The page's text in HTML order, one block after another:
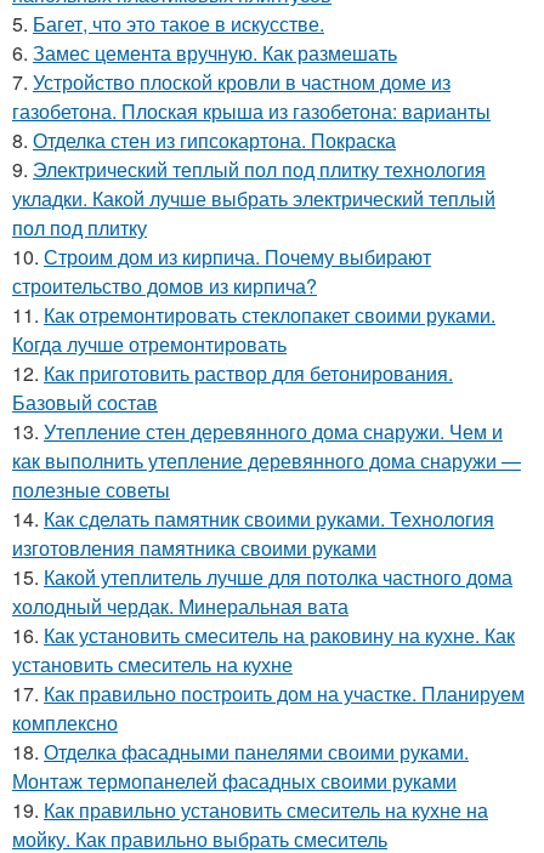
5. Багет, что это такое в искусстве.
6. Замес цемента вручную. Как размешать
7. Устройство плоской кровли в частном доме из
газобетона. Плоская крыша из газобетона: варианты
8. Отделка стен из гипсокартона. Покраска
9. Электрический теплый пол под плитку технология
укладки. Какой лучше выбрать электрический теплый
пол под плитку
10. Строим дом из кирпича. Почему выбирают
строительство домов из кирпича?
11. Как отремонтировать стеклопакет своими руками.
Когда лучше отремонтировать
12. Как приготовить раствор для бетонирования.
Базовый состав
13. Утепление стен деревянного дома снаружи. Чем и
как выполнить утепление деревянного дома снаружи —
полезные советы
14. Как сделать памятник своими руками. Технология
изготовления памятника своими руками
15. Какой утеплитель лучше для потолка частного дома
холодный чердак. Минеральная вата
16. Как установить смеситель на раковину на кухне. Как
установить смеситель на кухне
17. Как правильно построить дом на участке. Планируем
комплексно
18. Отделка фасадными панелями своими руками.
Монтаж термопанелей фасадных своими руками
19. Как правильно установить смеситель на кухне на
мойку. Как правильно выбрать смеситель